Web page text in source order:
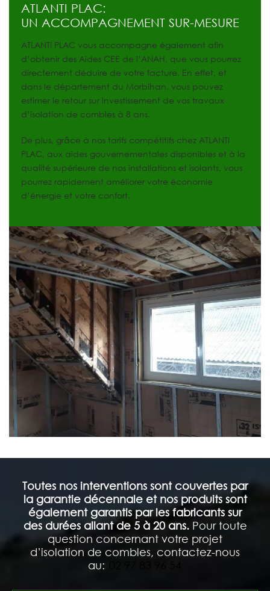
ATLANTI PLAC:
UN ACCOMPAGNEMENT SUR-MESURE
ATLANTI PLAC vous accompagne également afin
d’obtenir des Aides CEE de l’ANAH, que vous pourrez
directement déduire de votre facture. En effet, et
dans le département du Morbihan, vous pouvez
estimer le retour sur investissement de vos travaux
d’isolation de combles à 8 ans.
De plus, grâce à nos tarifs compétitifs chez ATLANTI
PLAC, aux aides gouvernementales disponibles et à la
qualité supérieure de nos installations et isolants, vous
pourrez rapidement améliorer votre économie
d’énergie et votre confort.
Toutes nos interventions sont couvertes par
la garantie décennale et nos produits sont
également garantis par les fabricants sur
des durées allant de 5 à 20 ans.Pour toute
question concernant votre projet
d’isolation de combles, contactez-nous
au: